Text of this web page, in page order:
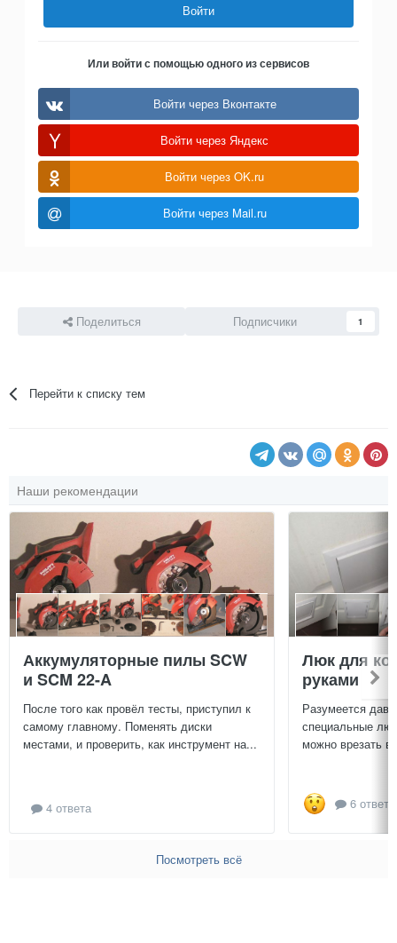
Войти
Или войти с помощью одного из сервисов
Войти через Вконтакте
Войти через Яндекс
Войти через OK.ru
Войти через Mail.ru
Поделиться Подписчики 1
Перейти к списку тем
Наши рекомендации
Аккумуляторные пилы SCW
и SCM 22-A
После того как провёл тесты, приступил к
самому главному. Поменять диски
местами, и проверить, как инструмент на...
4 ответа
Люк для
руками
Разумеется
специальные
можно врезать
6
Посмотреть всё